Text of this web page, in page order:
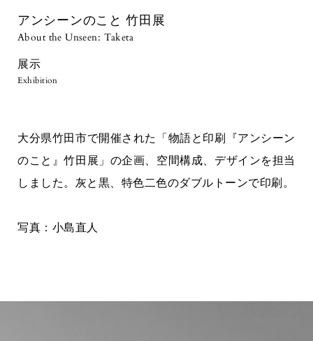
アンシーンのこと 竹田展
About the Unseen: Taketa
展示
Exhibition
大分県竹田市で開催された「物語と印刷『アンシーン
のこと』竹田展」の企画、空間構成、デザインを担当
しました。灰と黒、特色二色のダブルトーンで印刷。
写真：小島直人